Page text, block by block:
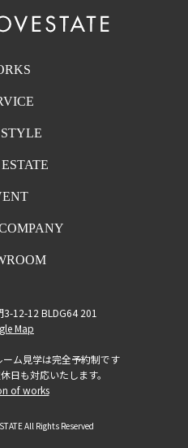
12-12 BLDG64 201
Map
ム見学は完全予約制です
日も対応いたします。
of works
All Rights Reserved